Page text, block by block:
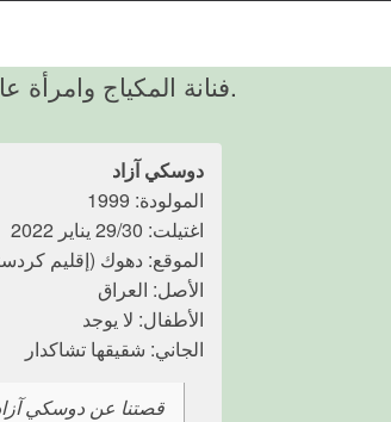
قتلت Doski Azad فنانة المكياج وامرأة عابرة جنسياً في العراق من قبل أخيها في جريمة قتل "الشرف" العنصرية.
دوسكي آزاد
المولودة: 1999
اغتيلت: 29/30 يناير 2022
الموقع: دهوك (إقليم
الأصل: العراق
الأطفال: لا يوجد
الجاني: شقيقها تشاكدار